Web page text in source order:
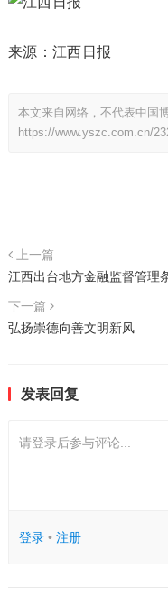
来源：江西日报
本文来自网络，不代表中国
https://www.yszc.com.cn/
上一篇
江西出台地方金融监督管理
下一篇
弘扬崇德向善文明新风
发表回复
请登录后参与评论...
登录• 注册